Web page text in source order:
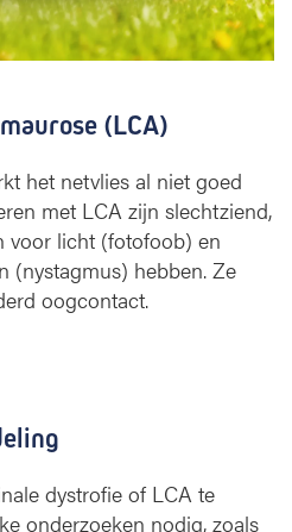
(LCA)
het netvlies al niet goed
met LCA zijn slechtziend,
voor licht (fotofoob) en
(nystagmus) hebben. Ze
oogcontact.
dystrofie of LCA te
onderzoeken nodig, zoals